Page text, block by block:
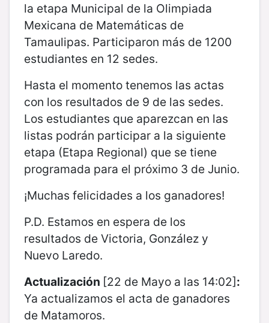
la etapa Municipal de la Olimpiada
Mexicana de Matemáticas de
Tamaulipas. Participaron más de 1200
estudiantes en 12 sedes.
Hasta el momento tenemos las actas
con los resultados de 9 de las sedes.
Los estudiantes que aparezcan en las
listas podrán participar a la siguiente
etapa (Etapa Regional) que se tiene
programada para el próximo 3 de Junio.
¡Muchas felicidades a los ganadores!
P.D. Estamos en espera de los
resultados de Victoria, González y
Nuevo Laredo.
Actualización [22 de Mayo a las 14:02]:
Ya actualizamos el acta de ganadores
de Matamoros.